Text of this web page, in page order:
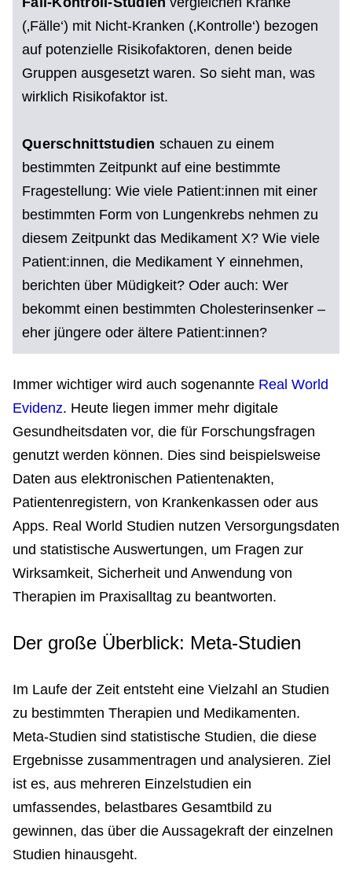
(‚Fälle‘) mit Nicht-Kranken (‚Kontrolle‘) bezogen
auf potenzielle Risikofaktoren, denen beide
Gruppen ausgesetzt waren. So sieht man, was
wirklich Risikofaktor ist.
Querschnittstudien schauen zu einem
bestimmten Zeitpunkt auf eine bestimmte
Fragestellung: Wie viele Patient:innen mit einer
bestimmten Form von Lungenkrebs nehmen zu
diesem Zeitpunkt das Medikament X? Wie viele
Patient:innen, die Medikament Y einnehmen,
berichten über Müdigkeit? Oder auch: Wer
bekommt einen bestimmten Cholesterinsenker –
eher jüngere oder ältere Patient:innen?
Immer wichtiger wird auch sogenannte Real World
Evidenz. Heute liegen immer mehr digitale
Gesundheitsdaten vor, die für Forschungsfragen
genutzt werden können. Dies sind beispielsweise
Daten aus elektronischen Patientenakten,
Patientenregistern, von Krankenkassen oder aus
Apps. Real World Studien nutzen Versorgungsdaten
und statistische Auswertungen, um Fragen zur
Wirksamkeit, Sicherheit und Anwendung von
Therapien im Praxisalltag zu beantworten.
Der große Überblick: Meta-Studien
Im Laufe der Zeit entsteht eine Vielzahl an Studien
zu bestimmten Therapien und Medikamenten.
Meta-Studien sind statistische Studien, die diese
Ergebnisse zusammentragen und analysieren. Ziel
ist es, aus mehreren Einzelstudien ein
umfassendes, belastbares Gesamtbild zu
gewinnen, das über die Aussagekraft der einzelnen
Studien hinausgeht.